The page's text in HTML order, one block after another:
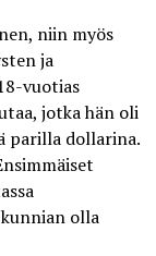
niin myös
ja
vuotias
jotka hän oli
parilla dollarina.
olla